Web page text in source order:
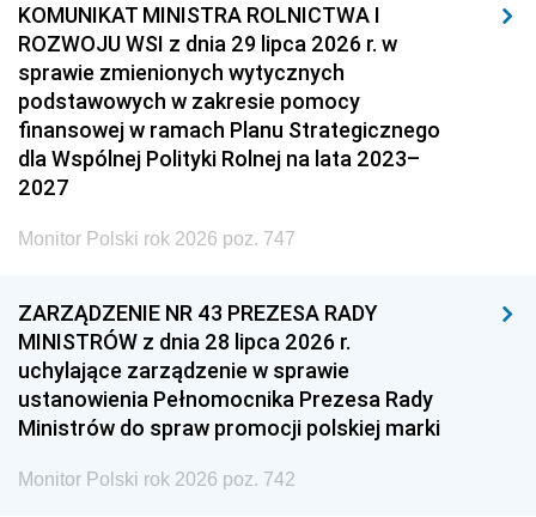
KOMUNIKAT MINISTRA ROLNICTWA I
ROZWOJU WSI z dnia 29 lipca 2026 r. w
sprawie zmienionych wytycznych
podstawowych w zakresie pomocy
finansowej w ramach Planu Strategicznego
dla Wspólnej Polityki Rolnej na lata 2023–
2027
Monitor Polski rok 2026 poz. 747
ZARZĄDZENIE NR 43 PREZESA RADY
MINISTRÓW z dnia 28 lipca 2026 r.
uchylające zarządzenie w sprawie
ustanowienia Pełnomocnika Prezesa Rady
Ministrów do spraw promocji polskiej marki
Monitor Polski rok 2026 poz. 742